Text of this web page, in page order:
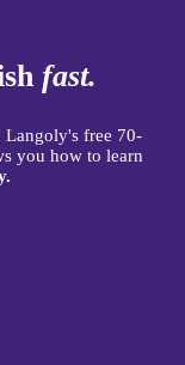
fast.
Langoly's free 70-
you how to learn